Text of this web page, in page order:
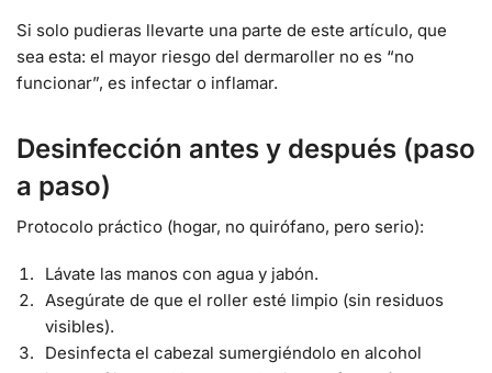
Si solo pudieras llevarte una parte de este artículo, que
sea esta: el mayor riesgo del dermaroller no es “no
funcionar”, es infectar o inflamar.
Desinfección antes y después (paso
a paso)
Protocolo práctico (hogar, no quirófano, pero serio):
Lávate las manos con agua y jabón.
Asegúrate de que el roller esté limpio (sin residuos
visibles).
Desinfecta el cabezal sumergiéndolo en alcohol